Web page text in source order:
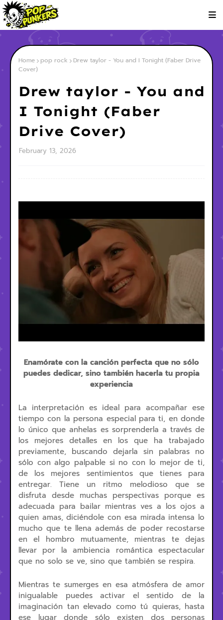
Home pop rock
Drew taylor - You and I Tonight (Faber Drive
Cover)
Drew taylor - You and
I Tonight (Faber
Drive Cover)
February 13, 2026
Enamórate con la canción perfecta que no sólo
puedes dedicar, sino también hacerla tu propia
experiencia
La interpretación es ideal para acompañar ese
tiempo con la persona especial para ti, en donde
lo único que anhelas es sorprenderla a través de
los mejores detalles en los que ha trabajado
previamente, buscando dejarla sin palabras no
sólo con algo palpable si no con lo mejor de ti,
de los mejores sentimientos que tienes para
entregar. Tiene un ritmo melodioso que se
disfruta desde muchas perspectivas porque es
adecuada para bailar mientras ves a los ojos a
quien amas, diciéndole con esa mirada intensa lo
mucho que te llena además de poder recostarse
en el hombro mutuamente, mientras te dejas
llevar por la ambiencia romántica espectacular
que no solo se ve, sino que también se respira.
Mientras te sumerges en esa atmósfera de amor
inigualable puedes activar el sentido de la
imaginación tan elevado como tú quieras, hasta
ese lugar donde sólo existen dos personas